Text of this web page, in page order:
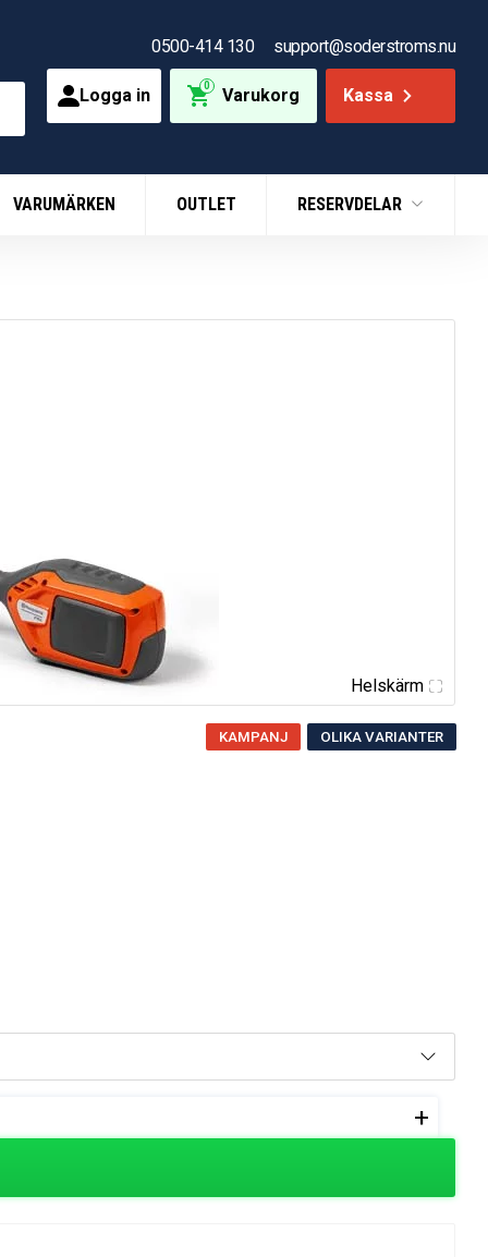
0500-414 130 support@soderstroms.nu
Logga in 0 Varukorg Kassa
VARUMÄRKEN OUTLET RESERVDELAR
Helskärm
KAMPANJ OLIKA VARIANTER
+